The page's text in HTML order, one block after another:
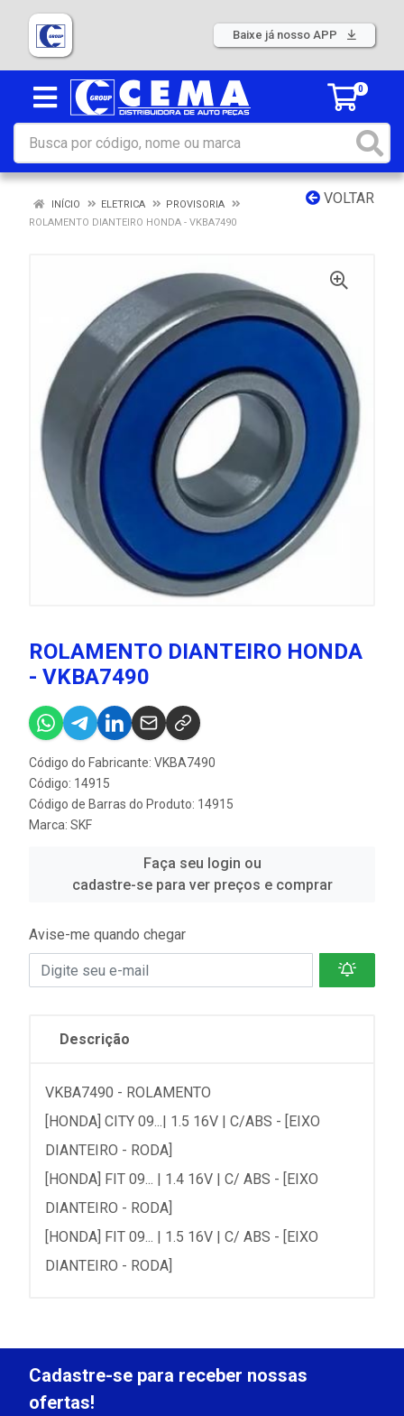
Baixe já nosso APP
0
VOLTAR
INÍCIO ELETRICA
PROVISORIA
ROLAMENTO DIANTEIRO HONDA - VKBA7490
ROLAMENTO DIANTEIRO HONDA
- VKBA7490
Código do Fabricante: VKBA7490
Código: 14915
Código de Barras do Produto: 14915
Marca: SKF
Faça seu login ou
cadastre-se para ver preços e comprar
Avise-me quando chegar
Descrição
VKBA7490 - ROLAMENTO
[HONDA] CITY 09...| 1.5 16V | C/ABS - [EIXO
DIANTEIRO - RODA]
[HONDA] FIT 09... | 1.4 16V | C/ ABS - [EIXO
DIANTEIRO - RODA]
[HONDA] FIT 09... | 1.5 16V | C/ ABS - [EIXO
DIANTEIRO - RODA]
Cadastre-se para receber nossas
ofertas!